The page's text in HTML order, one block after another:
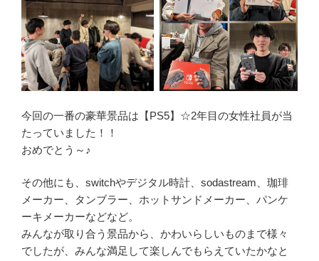
今回の一番の豪華景品は【PS5】☆2年目の女性社員が当
たっていました！！
おめでとう～♪
その他にも、switchやデジタル時計、sodastream、珈琲
メーカー、タンブラー、ホットサンドメーカー、パンケ
ーキメーカーなどなど。
みんなが取り合う景品から、かわいらしいものまで様々
でしたが、みんな満足して楽しんでもらえていたかなと